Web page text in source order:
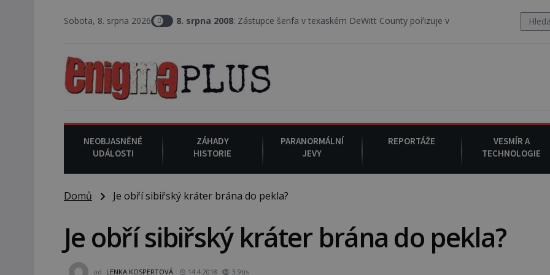
Sobota, 8. srpna 2026
8. srpna 2008: Zástupce šerifa v texaském DeWitt County pořizuje video, na kterém před jeho vozem po
NEOBJASNĚNÉ
UDÁLOSTI
ZÁHADY
HISTORIE
PARANORMÁLNÍ
JEVY
REPORTÁŽE
VESMÍR A
TECHNOLOGIE
Domů Je obří sibiřský kráter brána do pekla?
Je obří sibiřský kráter brána do pekla?
od LENKA KOSPERTOVÁ 14.4.2018 3.9tis